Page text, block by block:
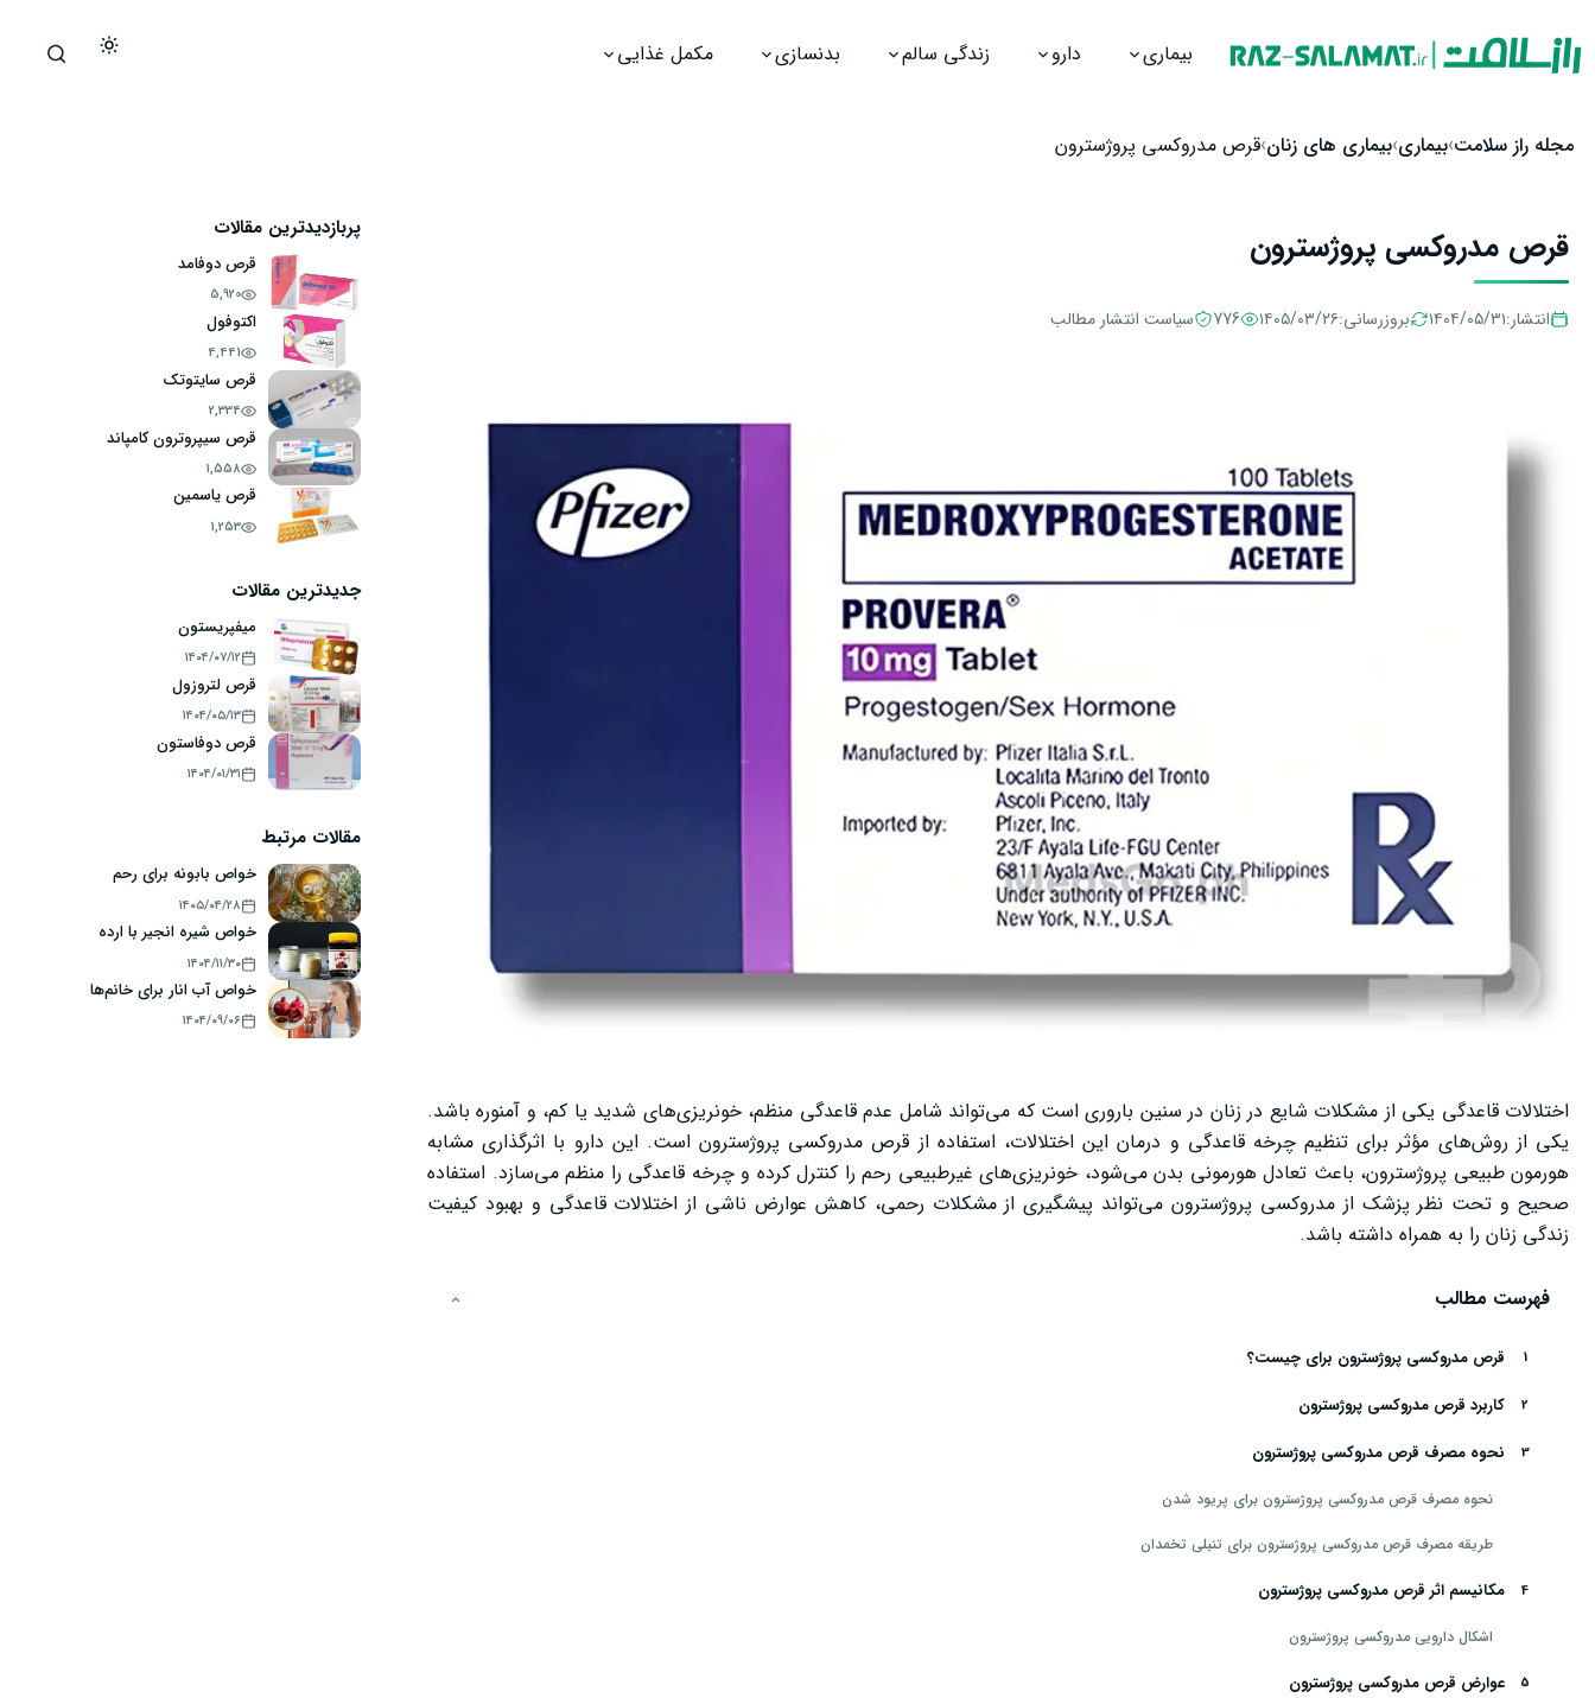
بیماری دارو زندگی سالم بدنسازی مکمل غذایی
مجله راز سلامت بیماری بیماری های زنان قرص مدروکسی پروژسترون
قرص مدروکسی پروژسترون
انتشار:۱۴۰۴/۰۵/۳۱ بروزرسانی:۱۴۰۵/۰۳/۲۶ 776 سیاست انتشار مطالب
اختلالات قاعدگی یکی از مشکلات شایع در زنان در سنین باروری است که می‌تواند شامل عدم قاعدگی منظم، خونریزی‌های شدید یا کم، و آمنوره باشد.
یکی از روش‌های مؤثر برای تنظیم چرخه قاعدگی و درمان این اختلالات، استفاده از قرص مدروکسی پروژسترون است. این دارو با اثرگذاری مشابه
هورمون طبیعی پروژسترون، باعث تعادل هورمونی بدن می‌شود، خونریزی‌های غیرطبیعی رحم را کنترل کرده و چرخه قاعدگی را منظم می‌سازد. استفاده
صحیح و تحت نظر پزشک از مدروکسی پروژسترون می‌تواند پیشگیری از مشکلات رحمی، کاهش عوارض ناشی از اختلالات قاعدگی و بهبود کیفیت
زندگی زنان را به همراه داشته باشد.
فهرست مطالب
قرص مدروکسی پروژسترون برای چیست؟
کاربرد قرص مدروکسی پروژسترون
نحوه مصرف قرص مدروکسی پروژسترون
نحوه مصرف قرص مدروکسی پروژسترون برای پریود شدن
طریقه مصرف قرص مدروکسی پروژسترون برای تنبلی تخمدان
مکانیسم اثر قرص مدروکسی پروژسترون
اشکال دارویی مدروکسی پروژسترون
عوارض قرص مدروکسی پروژسترون
پربازدیدترین مقالات
قرص دوفامد
5,920
اکتوفول
4,441
قرص سایتوتک
2,334
قرص سیپروترون کامپاند
1,558
قرص یاسمین
1,253
جدیدترین مقالات
میفپریستون
۱۴۰۴/۰۷/۱۲
قرص لتروزول
۱۴۰۴/۰۵/۱۳
قرص دوفاستون
۱۴۰۴/۰۱/۳۱
مقالات مرتبط
خواص بابونه برای رحم
۱۴۰۵/۰۴/۲۸
خواص شیره انجیر با ارده
۱۴۰۴/۱۱/۳۰
خواص آب انار برای خانم‌ها
۱۴۰۴/۰۹/۰۶